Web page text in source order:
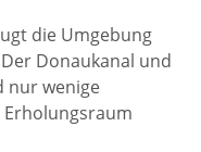
die Umgebung
Donaukanal und
nur wenige